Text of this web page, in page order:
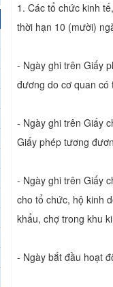
1. Các tổ chức kinh
thời hạn 10 (mười)
- Ngày ghi trên Giấy
đương do cơ quan có
- Ngày ghi trên Giấy
Giấy phép tương
- Ngày ghi trên Giấy
cho tổ chức, hộ kinh
khẩu, chợ trong khu
- Ngày bắt đầu hoạt